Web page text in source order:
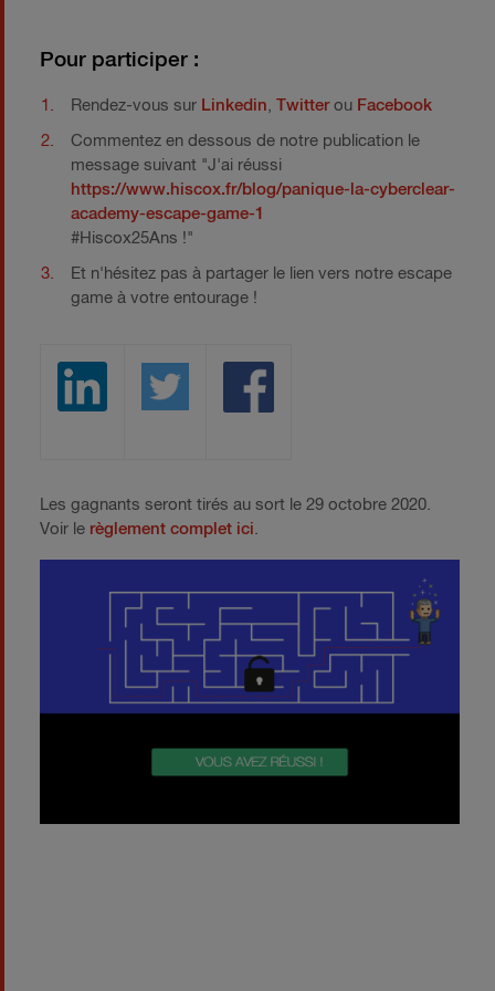
Pour participer :
Rendez-vous sur Linkedin Twitterou Facebook
Commentez en dessous de notre publication le
message suivant "J'ai réussi
https://www.hiscox.fr/blog/panique-la-cyberclear-
academy-escape-game-1
#Hiscox25Ans !"
Et n'hésitez pas à partager le lien vers notre escape
game à votre entourage !
Les gagnants seront tirés au sort le 29 octobre 2020.
Voir le règlement complet ici